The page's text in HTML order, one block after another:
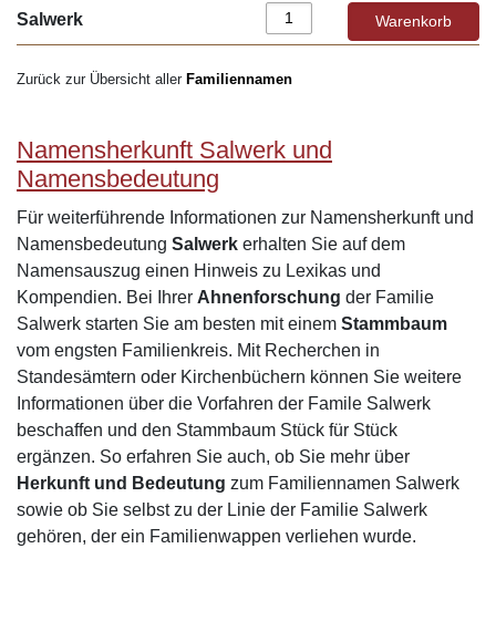
Salwerk
Zurück zur Übersicht aller Familiennamen
Namensherkunft Salwerk und
Namensbedeutung
Für weiterführende Informationen zur Namensherkunft und
Namensbedeutung Salwerk erhalten Sie auf dem
Namensauszug einen Hinweis zu Lexikas und
Kompendien. Bei Ihrer Ahnenforschung der Familie
Salwerk starten Sie am besten mit einem Stammbaum
vom engsten Familienkreis. Mit Recherchen in
Standesämtern oder Kirchenbüchern können Sie weitere
Informationen über die Vorfahren der Famile Salwerk
beschaffen und den Stammbaum Stück für Stück
ergänzen. So erfahren Sie auch, ob Sie mehr über
Herkunft und Bedeutung zum Familiennamen Salwerk
sowie ob Sie selbst zu der Linie der Familie Salwerk
gehören, der ein Familienwappen verliehen wurde.